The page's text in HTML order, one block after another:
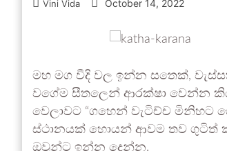
Vini Vida October 14, 2022
මහ මග වීදි වල ඉන්න සතෙක්,
වගේම සීතලෙන් ආරක්ෂා වෙන්න
වෙලාවට “ගහෙන් වැටිච්ච මිනිහට
ස්ථානයක් හොයන් ආවම තව ගුටිත්
ඔවුන්ට ඉන්න දෙන්න.